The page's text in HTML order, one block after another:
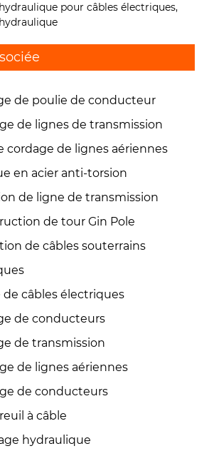
pour câbles électriques,
de poulie de conducteur
de lignes de transmission
cordage de lignes aériennes
en acier anti-torsion
de ligne de transmission
de tour Gin Pole
de câbles souterrains
câbles électriques
de conducteurs
de transmission
de lignes aériennes
de conducteurs
à câble
hydraulique